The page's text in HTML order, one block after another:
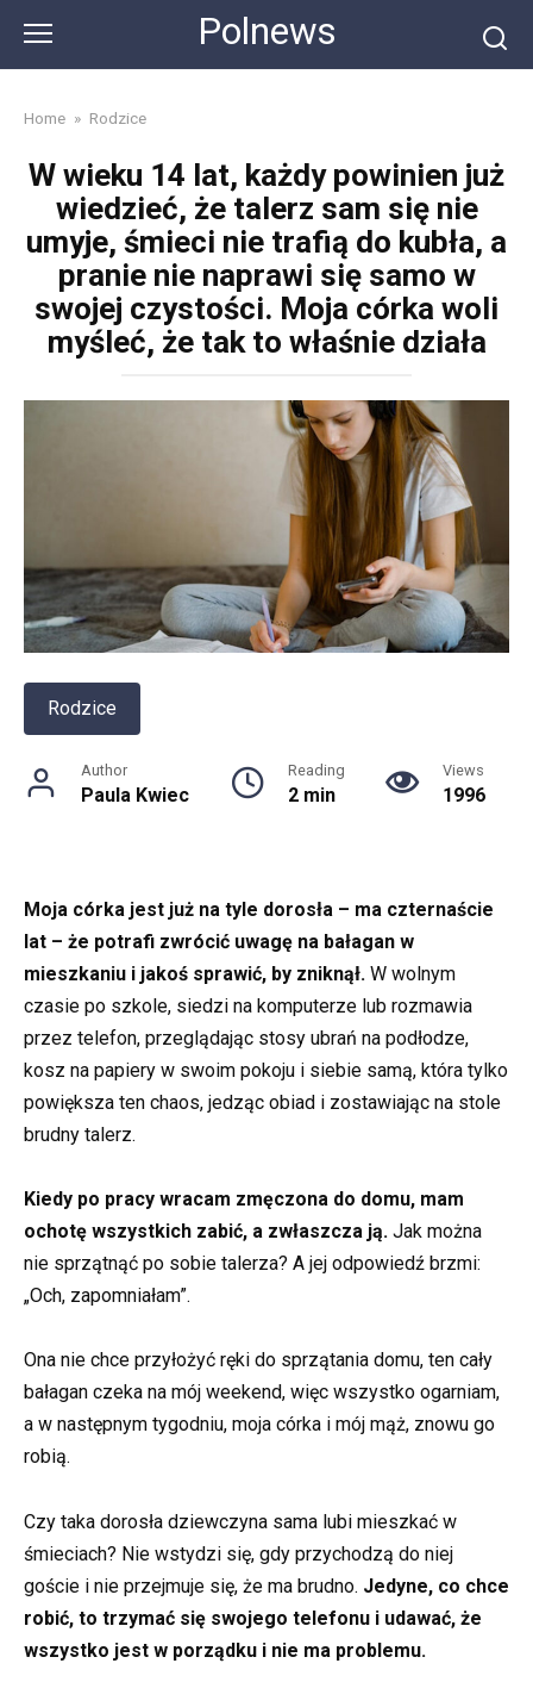
content
Polnews
Home » Rodzice
W wieku 14 lat, każdy powinien już
wiedzieć, że talerz sam się nie
umyje, śmieci nie trafią do kubła, a
pranie nie naprawi się samo w
swojej czystości. Moja córka woli
myśleć, że tak to właśnie działa
Rodzice
Author
Paula Kwiec
Reading
2 min
Views
1996
Moja córka jest już na tyle dorosła – ma czternaście
lat – że potrafi zwrócić uwagę na bałagan w
mieszkaniu i jakoś sprawić, by zniknął. W wolnym
czasie po szkole, siedzi na komputerze lub rozmawia
przez telefon, przeglądając stosy ubrań na podłodze,
kosz na papiery w swoim pokoju i siebie samą, która tylko
powiększa ten chaos, jedząc obiad i zostawiając na stole
brudny talerz.
Kiedy po pracy wracam zmęczona do domu, mam
ochotę wszystkich zabić, a zwłaszcza ją. Jak można
nie sprzątnąć po sobie talerza? A jej odpowiedź brzmi:
„Och, zapomniałam”.
Ona nie chce przyłożyć ręki do sprzątania domu, ten cały
bałagan czeka na mój weekend, więc wszystko ogarniam,
a w następnym tygodniu, moja córka i mój mąż, znowu go
robią.
Czy taka dorosła dziewczyna sama lubi mieszkać w
śmieciach? Nie wstydzi się, gdy przychodzą do niej
goście i nie przejmuje się, że ma brudno. Jedyne, co chce
robić, to trzymać się swojego telefonu i udawać, że
wszystko jest w porządku i nie ma problemu.